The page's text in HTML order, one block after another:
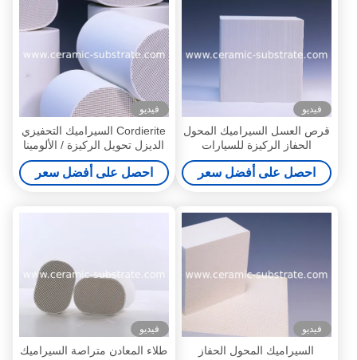
فيديو
قرص العسل السيراميك المحول
الحفاز الركيزة للسيارات
احصل على أفضل سعر
فيديو
Cordierite السيراميك التحفيزي
الديزل تحويل الركيزة / الألومينا
الركيزة السيراميك
احصل على أفضل سعر
فيديو
السيراميك المحول الحفاز
فيديو
طلاء المعادن متراصة السيراميك